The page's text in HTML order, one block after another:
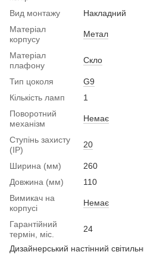
Вид монтажу
Накладний
Матеріал
корпусу
Метал
Матеріал
плафону
Скло
Тип цоколя
G9
Кількість ламп
1
Поворотний
механізм
Немає
Ступінь захисту
(IP)
20
Ширина (мм)
260
Довжина (мм)
110
Вимикач на
корпусі
Немає
Гарантійний
термін, міс.
24
Дизайнерський настінний